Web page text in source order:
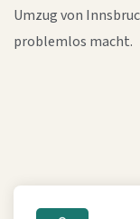
Umzug von
problemlos macht.